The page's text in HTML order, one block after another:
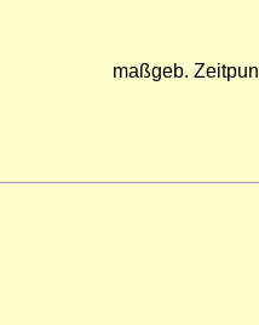
maßgeb.